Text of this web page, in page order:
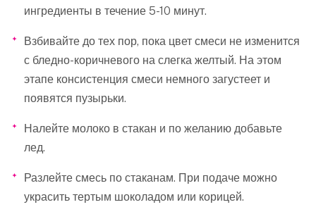
ингредиенты в течение 5-10 минут.
Взбивайте до тех пор, пока цвет смеси не изменится
с бледно-коричневого на слегка желтый. На этом
этапе консистенция смеси немного загустеет и
появятся пузырьки.
Налейте молоко в стакан и по желанию добавьте
лед.
Разлейте смесь по стаканам. При подаче можно
украсить тертым шоколадом или корицей.